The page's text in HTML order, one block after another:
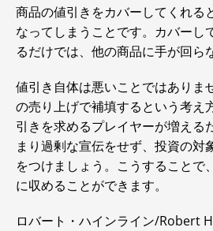
商品の値引きをカバーしてくれる
なってしまうことです。カバーし
るだけでは、他の商品に手が回ら
値引き自体は悪いことではありま
の売り上げで補填するという考え
引きを求めるプレイヤーが増える
まり過剰な宣伝をせず、投資の対
をつけましょう。こうすることで
に収めることができます。
ロバート・ハインライン/Robert